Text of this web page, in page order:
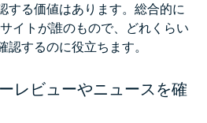
する価値はあります。総合的に
イトが誰のもので、どれくらい
するのに役立ちます。
レビューやニュースを確